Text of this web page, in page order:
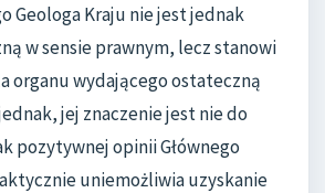
Geologa Kraju nie jest jednak
w sensie prawnym, lecz stanowi
organu wydającego ostateczną
jej znaczenie jest nie do
pozytywnej opinii Głównego
uniemożliwia uzyskanie